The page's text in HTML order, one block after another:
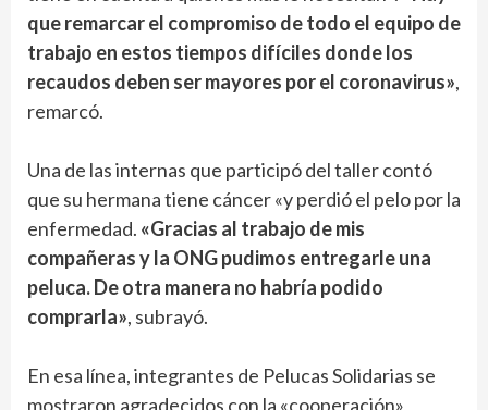
que remarcar el compromiso de todo el equipo de
trabajo en estos tiempos difíciles donde los
recaudos deben ser mayores por el coronavirus»,
remarcó.
Una de las internas que participó del taller contó
que su hermana tiene cáncer «y perdió el pelo por la
enfermedad. «Gracias al trabajo de mis
compañeras y la ONG pudimos entregarle una
peluca. De otra manera no habría podido
comprarla», subrayó.
En esa línea, integrantes de Pelucas Solidarias se
mostraron agradecidos con la «cooperación»